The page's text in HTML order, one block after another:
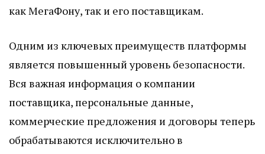
как МегаФону, так и его поставщикам.
Одним из ключевых преимуществ платформы
является повышенный уровень безопасности.
Вся важная информация о компании
поставщика, персональные данные,
коммерческие предложения и договоры теперь
обрабатываются исключительно в